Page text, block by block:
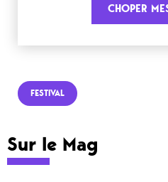
CHOPER
FESTIVAL
Sur le Mag